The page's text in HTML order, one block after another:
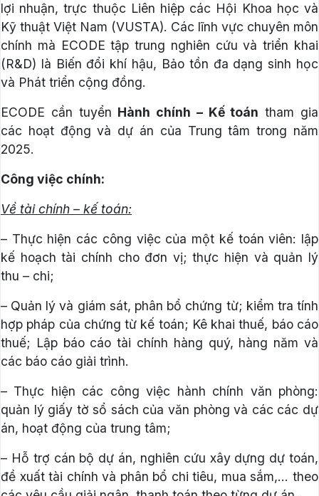
lợi nhuận, trực thuộc Liên hiệp các Hội Khoa học và
Kỹ thuật Việt Nam (VUSTA). Các lĩnh vực chuyên môn
chính mà ECODE tập trung nghiên cứu và triển khai
(R&D) là Biến đổi khí hậu, Bảo tồn đa dạng sinh học
và Phát triển cộng đồng.
ECODE cần tuyển Hành chính – Kế toán tham gia
các hoạt động và dự án của Trung tâm trong năm
2025.
Công việc chính:
Về tài chính – kế toán:
– Thực hiện các công việc của một kế toán viên: lập
kế hoạch tài chính cho đơn vị; thực hiện và quản lý
thu – chi;
– Quản lý và giám sát, phân bổ chứng từ; kiểm tra tính
hợp pháp của chứng từ kế toán; Kê khai thuế, báo cáo
thuế; Lập báo cáo tài chính hàng quý, hàng năm và
các báo cáo giải trình.
– Thực hiện các công việc hành chính văn phòng:
quản lý giấy tờ sổ sách của văn phòng và các các dự
án, hoạt động của trung tâm;
– Hỗ trợ cán bộ dự án, nghiên cứu xây dựng dự toán,
đề xuất tài chính và phân bổ chi tiêu, mua sắm,… theo